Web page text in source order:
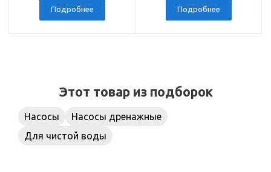
Подробнее Подробнее
Этот товар из подборок
Насосы
Насосы дренажные
Для чистой воды